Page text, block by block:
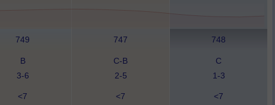
749 747 748
В
3-6
С-В
2-5
С
1-3
<7 <7 <7